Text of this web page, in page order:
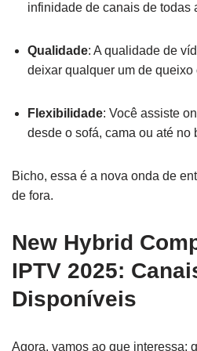
infinidade de canais de todas
Qualidade: A qualidade de
deixar qualquer um de queixo
Flexibilidade: Você assiste
desde o sofá, cama ou até no
Bicho, essa é a nova onda de
de fora.
New Hybrid
IPTV 2025:
Disponíveis
Agora, vamos ao que interessa: